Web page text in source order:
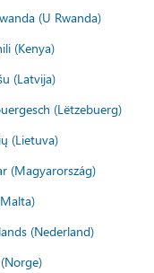
(U Rwanda)
(Kenya)
(Latvija)
(Lëtzebuerg)
(Lietuva)
(Magyarország)
(Nederland)